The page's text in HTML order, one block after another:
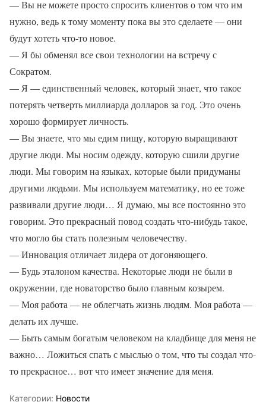
— Вы не можете просто спросить клиентов о том что им
нужно, ведь к тому моменту пока вы это сделаете — они
будут хотеть что-то новое.
— Я бы обменял все свои технологии на встречу с
Сократом.
— Я — единственный человек, который знает, что такое
потерять четверть миллиарда долларов за год. Это очень
хорошо формирует личность.
— Вы знаете, что мы едим пищу, которую выращивают
другие люди. Мы носим одежду, которую сшили другие
люди. Мы говорим на языках, которые были придуманы
другими людьми. Мы используем математику, но ее тоже
развивали другие люди… Я думаю, мы все постоянно это
говорим. Это прекрасный повод создать что-нибудь такое,
что могло бы стать полезным человечеству.
— Инновация отличает лидера от догоняющего.
— Будь эталоном качества. Некоторые люди не были в
окружении, где новаторство было главным козырем.
— Моя работа — не облегчать жизнь людям. Моя работа —
делать их лучше.
— Быть самым богатым человеком на кладбище для меня не
важно… Ложиться спать с мыслью о том, что ты создал что-
то прекрасное… вот что имеет значение для меня.
Категории: Новости